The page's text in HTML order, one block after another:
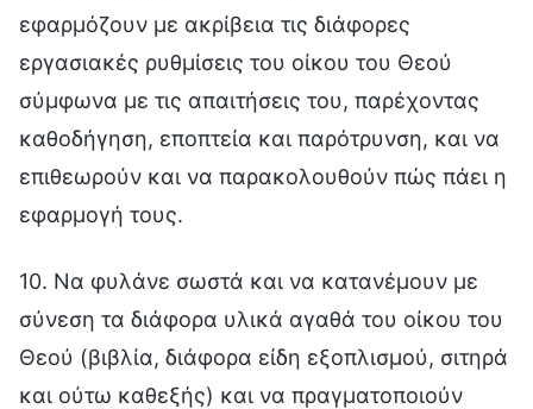
εφαρμόζουν με ακρίβεια τις διάφορες
εργασιακές ρυθμίσεις του οίκου του Θεού
σύμφωνα με τις απαιτήσεις του, παρέχοντας
καθοδήγηση, εποπτεία και παρότρυνση, και να
επιθεωρούν και να παρακολουθούν πώς πάει η
εφαρμογή τους.
10. Να φυλάνε σωστά και να κατανέμουν με
σύνεση τα διάφορα υλικά αγαθά του οίκου του
Θεού (βιβλία, διάφορα είδη εξοπλισμού, σιτηρά
και ούτω καθεξής) και να πραγματοποιούν